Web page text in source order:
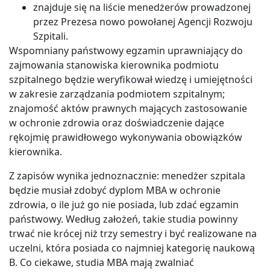
znajduje się na liście menedżerów prowadzonej
przez Prezesa nowo powołanej Agencji Rozwoju
Szpitali.
Wspomniany państwowy egzamin uprawniający do
zajmowania stanowiska kierownika podmiotu
szpitalnego będzie weryfikował wiedzę i umiejętności
w zakresie zarządzania podmiotem szpitalnym;
znajomość aktów prawnych mających zastosowanie
w ochronie zdrowia oraz doświadczenie dające
rękojmię prawidłowego wykonywania obowiązków
kierownika.
Z zapisów wynika jednoznacznie: menedżer szpitala
będzie musiał zdobyć dyplom MBA w ochronie
zdrowia, o ile już go nie posiada, lub zdać egzamin
państwowy. Według założeń, takie studia powinny
trwać nie krócej niż trzy semestry i być realizowane na
uczelni, która posiada co najmniej kategorię naukową
B. Co ciekawe, studia MBA mają zwalniać